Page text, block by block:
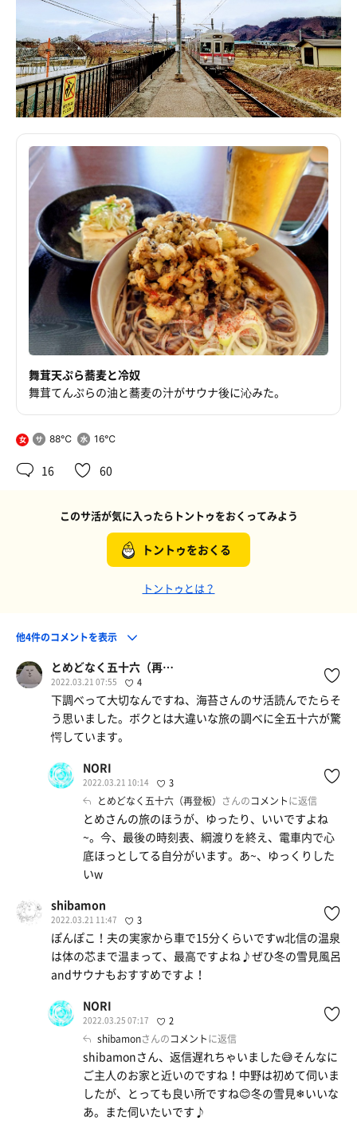
舞茸天ぷら蕎麦と冷奴
舞茸てんぷらの油と蕎麦の汁がサウナ後に沁みた。
女 88℃ 16℃
16 60
このサ活が気に入ったらトントゥをおくってみよう
トントゥをおくる
トントゥとは？
他4件のコメントを表示
とめどなく五十六（再登板）
2022.03.21 07:55 4
下調べって大切なんですね、海苔さんのサ活読んでたらそ
う思いました。ボクとは大違いな旅の調べに全五十六が驚
愕しています。
NORI
2022.03.21 10:14 3
とめどなく五十六（再登板） さんのコメントに返信
とめさんの旅のほうが、ゆったり、いいですよね
~。今、最後の時刻表、綱渡りを終え、電車内で心
底ほっとしてる自分がいます。あ~、ゆっくりした
いw
shibamon
2022.03.21 11:47 3
ぽんぽこ！夫の実家から車で15分くらいですw北信の温泉
は体の芯まで温まって、最高ですよね♪ぜひ冬の雪見風呂
andサウナもおすすめですよ！
NORI
2022.03.25 07:17 2
shibamonさんのコメントに返信
shibamonさん、返信遅れちゃいました😅そんなに
ご主人のお家と近いのですね！中野は初めて伺いま
したが、とっても良い所ですね😊冬の雪見❄いいな
あ。また伺いたいです♪